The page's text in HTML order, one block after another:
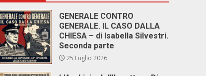
GENERALE CONTRO
GENERALE. IL CASO DALLA
CHIESA – di Isabella Silvestri.
Seconda parte
25 Luglio 2026